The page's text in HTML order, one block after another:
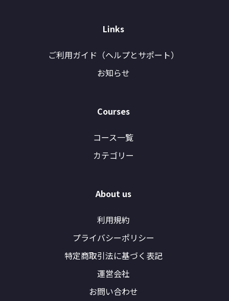
Links
ご利用ガイド（ヘルプとサポート）
お知らせ
Courses
コース一覧
カテゴリー
About us
利用規約
プライバシーポリシー
特定商取引法に基づく表記
運営会社
お問い合わせ